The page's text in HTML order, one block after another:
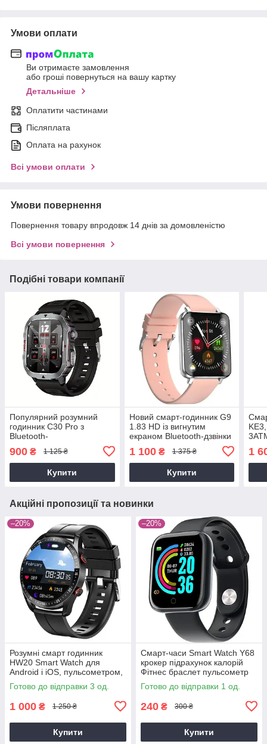
Умови оплати
Ви отримаєте замовлення
або гроші повернуться на вашу картку
Детальніше
Оплатити частинами
Післяплата
Оплата на рахунок
Всі умови оплати
Умови повернення
Повернення товару впродовж 14 днів за домовленістю
Всі умови повернення
Подібні товари компанії
Популярний розумний
годинник C30 Pro з
Bluetooth-
пульсометром,моніторингом
здоров'я
900 ₴ 1 125 ₴
Купити
Новий смарт-годинник G9
1.83 HD із вигнутим
екраном Bluetooth-дзвінки
чоловіків і жінок Рожеві
1 100₴ 1 375 ₴
Купити
1
Акційні пропозиції та новинки
–20%
Розумні смарт годинник
HW20 Smart Watch для
Android і iOS, пульсометром,
тонометром, крокоміром
(чорні ))
Готово до відправки 3 од.
1 000 ₴ 1 250 ₴
Купити
–20%
Смарт-часи Smart Watch Y68
крокер підрахунок калорій
Фітнес браслет пульсометр
тонометр
Готово до відправки 1 од.
240 ₴ 300 ₴
Купити